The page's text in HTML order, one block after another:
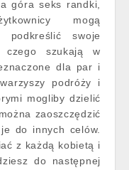
góra seks randki,
mogą
swoje
czego szukają w
dla par i
podróży i
mogliby dzielić
zaoszczędzić
do innych celów.
z każdą kobietą i
do następnej